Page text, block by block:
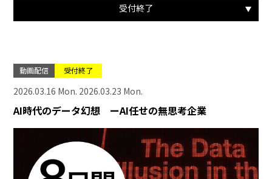
受付終了
動画配信 受付終了
2026.03.16 Mon. 2026.03.23 Mon.
AI時代のデータ幻想 ーAI任せの無思考企業